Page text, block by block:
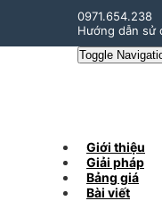
0971.654.238
Hướng dẫn sử
Toggle
Giới thiệu
Giải pháp
Bảng giá
Bài viết